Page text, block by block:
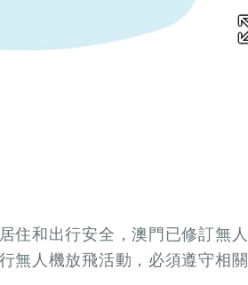
住和出行安全，澳門已修訂無人
無人機放飛活動，必須遵守相關